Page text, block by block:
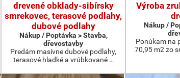
drevené obklady-sibírsky
smrekovec, terasové podlahy,
dubové podlahy
Nákup / Poptávka > Stavba,
dřevostavby
Predám masívne dubové podlahy,
terasové hladké a vrúbkované …
Výroba
Nákup /
Ponúkam na
70,95 m2 zo